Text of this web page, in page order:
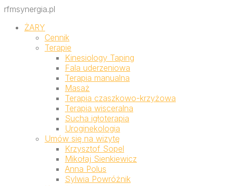
rfmsynergia.pl
ŻARY
Cennik
Terapie
Kinesiology Taping
Fala uderzeniowa
Terapia manualna
Masaż
Terapia czaszkowo-krzyżowa
Terapia wisceralna
Sucha igłoterapia
Uroginekologia
Umów się na wizytę
Krzysztof Sopel
Mikołaj Sienkiewicz
Anna Polus
Sylwia Powróżnik